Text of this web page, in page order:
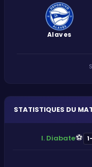
Alaves
STATISTIQUES DU
I. Diabate⚽